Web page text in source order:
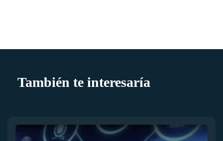
También te interesaría